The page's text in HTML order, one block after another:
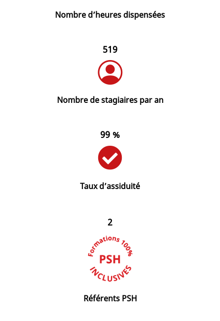
Nombre d’heures dispensées
519
Nombre de stagiaires par an
99 %
Taux d’assiduité
2
Référents PSH